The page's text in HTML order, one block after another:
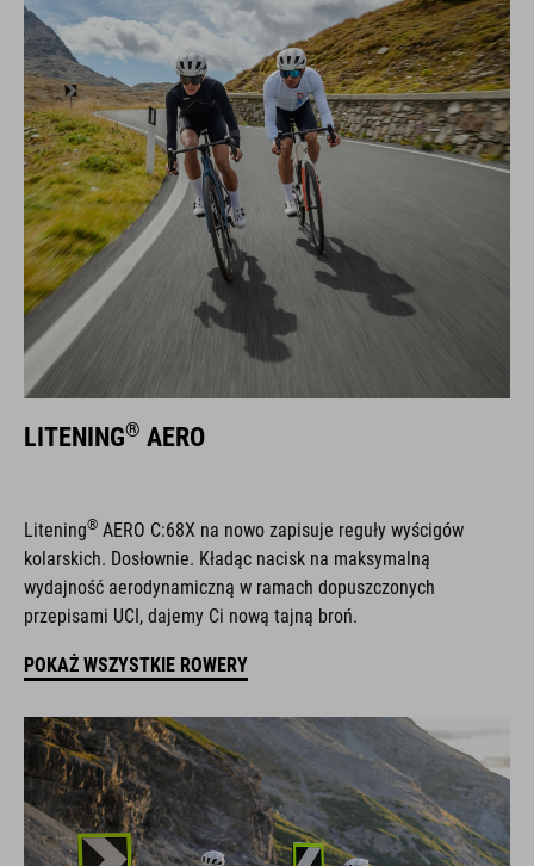
LITENING® AERO
Litening® AERO C:68X na nowo zapisuje reguły wyścigów
kolarskich. Dosłownie. Kładąc nacisk na maksymalną
wydajność aerodynamiczną w ramach dopuszczonych
przepisami UCI, dajemy Ci nową tajną broń.
POKAŻ WSZYSTKIE ROWERY